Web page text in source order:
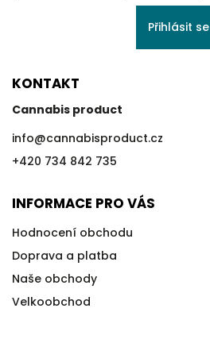
Přihlásit se
KONTAKT
Cannabis product
info@cannabisproduct.cz
+420 734 842 735
INFORMACE PRO VÁS
Hodnocení obchodu
Doprava a platba
Naše obchody
Velkoobchod